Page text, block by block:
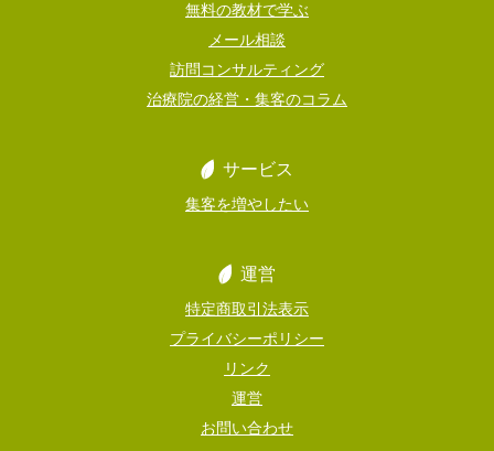
無料の教材で学ぶ
メール相談
訪問コンサルティング
治療院の経営・集客のコラム
サービス
集客を増やしたい
運営
特定商取引法表示
プライバシーポリシー
リンク
運営
お問い合わせ